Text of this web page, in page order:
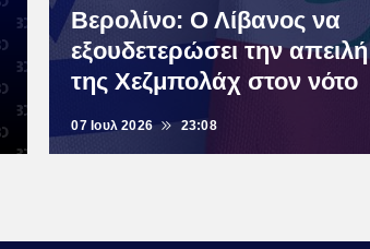
Βερολίνο: Ο Λίβανος να
εξουδετερώσει την απειλή
της Χεζμπολάχ στον νότο
07 Ιουλ 2026 23:08